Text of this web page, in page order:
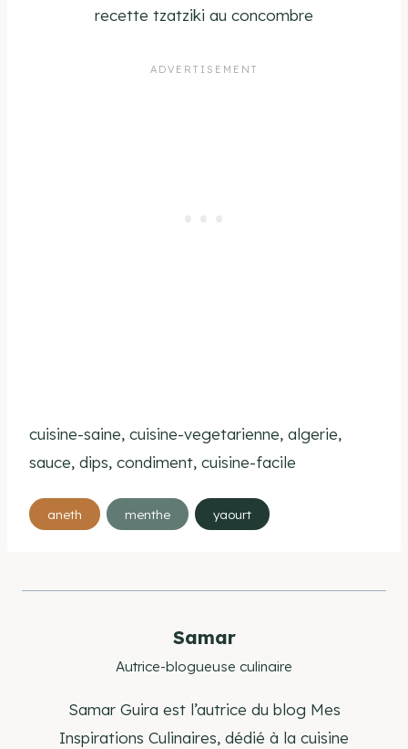
recette tzatziki au concombre
cuisine-saine, cuisine-vegetarienne, algerie,
sauce, dips, condiment, cuisine-facile
Étiquettes
de
publication :
aneth menthe yaourt
Samar
Autrice-blogueuse culinaire
Samar Guira est l’autrice du blog Mes
Inspirations Culinaires, dédié à la cuisine